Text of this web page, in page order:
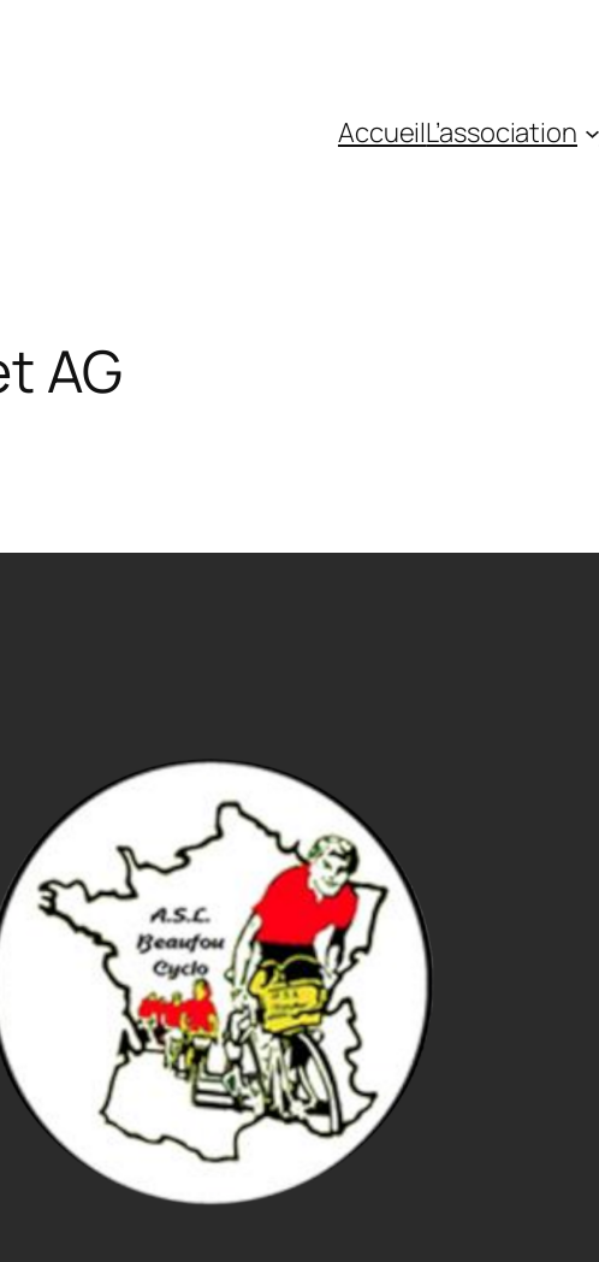
AccueilL’association
AG